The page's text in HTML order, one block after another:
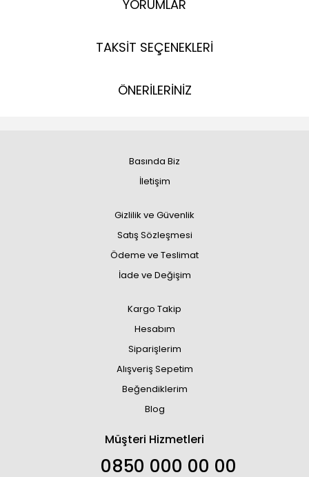
YORUMLAR
TAKSİT SEÇENEKLERİ
ÖNERİLERİNİZ
Basında Biz
İletişim
Gizlilik ve Güvenlik
Satış Sözleşmesi
Ödeme ve Teslimat
İade ve Değişim
Kargo Takip
Hesabım
Siparişlerim
Alışveriş Sepetim
Beğendiklerim
Blog
Müşteri Hizmetleri
0850 000 00 00